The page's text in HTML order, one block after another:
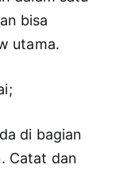
bisa
utama.
di bagian
Catat dan